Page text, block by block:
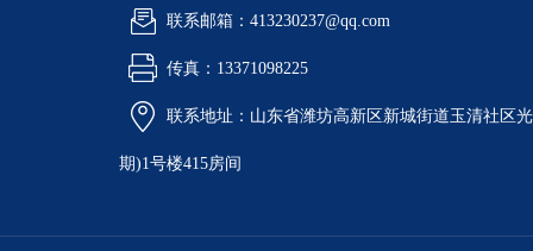
联系邮箱：413230237@qq.com
传真：13371098225
联系地址：山东省潍坊高新区新城街道玉清社区
期)1号楼415房间